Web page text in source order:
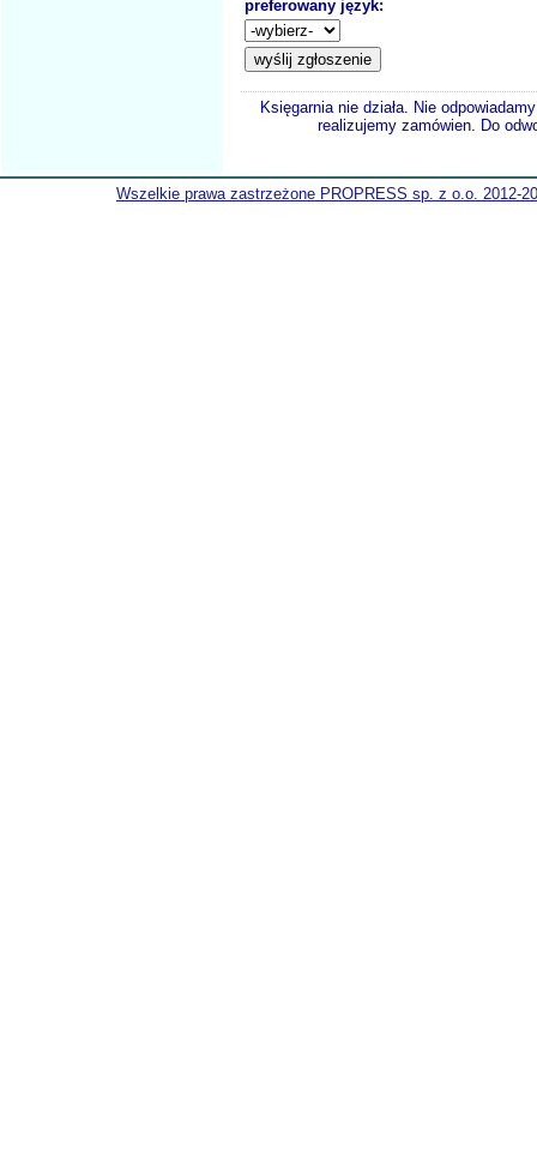
preferowany język:
Księgarnia nie działa. Nie
realizujemy zamówien. Do
Wszelkie prawa zastrzeżone PROPRESS sp. z o.o. 2012-